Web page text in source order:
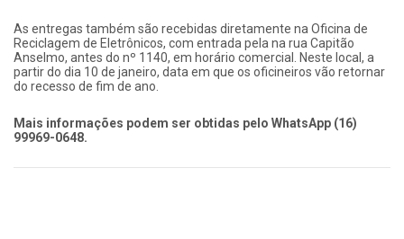
As entregas também são recebidas diretamente na Oficina de
Reciclagem de Eletrônicos, com entrada pela na rua Capitão
Anselmo, antes do nº 1140, em horário comercial. Neste local, a
partir do dia 10 de janeiro, data em que os oficineiros vão retornar
do recesso de fim de ano.
Mais informações podem ser obtidas pelo WhatsApp (16)
99969-0648.